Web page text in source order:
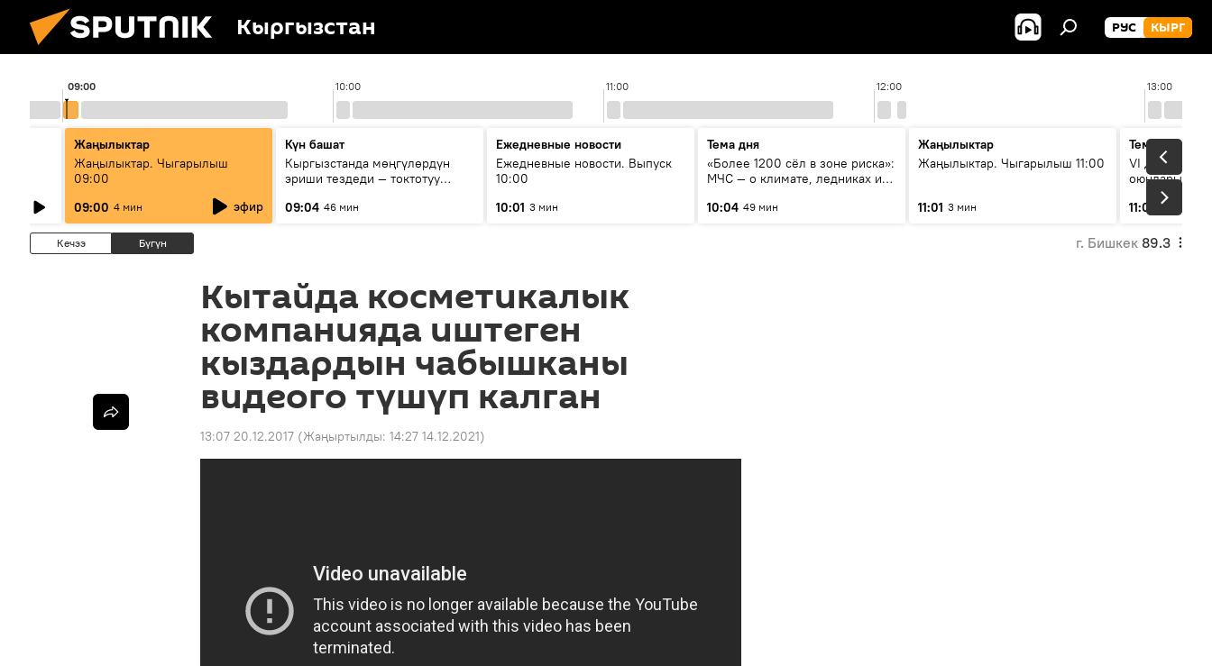
Кыргызстан РУС КЫРГ
10:00 11:00 12:00 13:00
09:00
Жаңылыктар
Жаңылыктар. Чыгарылыш
09:00
09:00 4 мин эфир
Күн башат
Кыргызстанда мөңгүлөрдүн
эриши тездеди — токтотуу
09:04 46 мин
Ежедневные новости
Ежедневные новости. Выпуск
10:00
10:01 3 мин
Тема дня
«Более 1200 сёл в зоне риска»:
МЧС — о климате, ледниках и
населения
10:04 49 мин
Жаңылыктар
Жаңылыктар. Чыгарылыш 11:00
11:01 3 мин
Тема дня
VI Дүйнөлүк
оюндарына
калды:
этапка жетти?
11:04 47 мин
Кечээ Бүгүн г. Бишкек 89.3
Кытайда косметикалык
компанияда иштеген
кыздардын чабышканы
видеого түшүп калган
13:07 20.12.2017 (Жаңыртылды: 14:27 14.12.2021)